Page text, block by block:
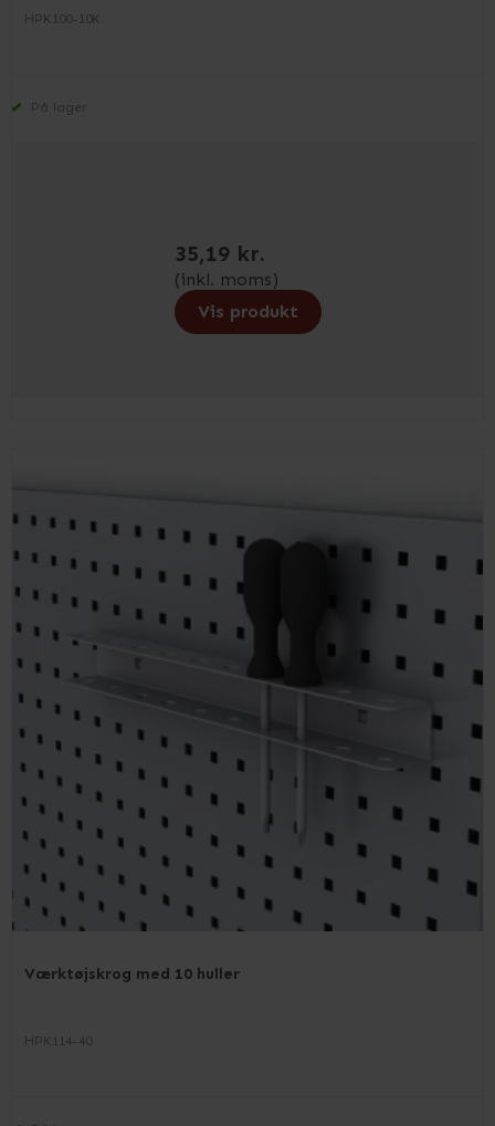
HPK100-10K
På lager
35,19 kr.
(inkl. moms)
Vis produkt
Værktøjskrog med 10 huller
HPK114-40